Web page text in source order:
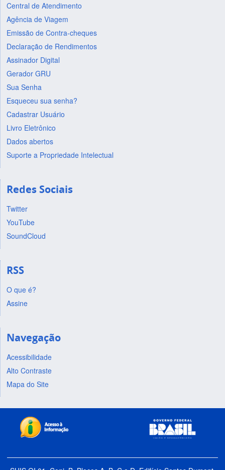
Central de Atendimento
Agência de Viagem
Emissão de Contra-cheques
Declaração de Rendimentos
Assinador Digital
Gerador GRU
Sua Senha
Esqueceu sua senha?
Cadastrar Usuário
Livro Eletrônico
Dados abertos
Suporte a Propriedade Intelectual
Redes Sociais
Twitter
YouTube
SoundCloud
RSS
O que é?
Assine
Navegação
Acessibilidade
Alto Contraste
Mapa do Site